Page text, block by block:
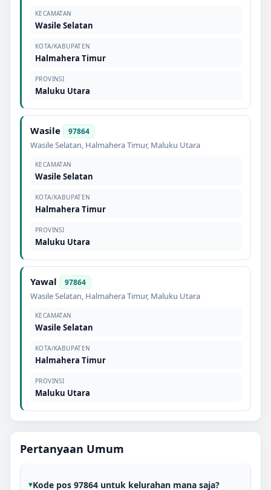
KECAMATAN
Wasile Selatan
KOTA/KABUPATEN
Halmahera Timur
PROVINSI
Maluku Utara
Wasile 97864
Wasile Selatan, Halmahera Timur, Maluku Utara
KECAMATAN
Wasile Selatan
KOTA/KABUPATEN
Halmahera Timur
PROVINSI
Maluku Utara
Yawal 97864
Wasile Selatan, Halmahera Timur, Maluku Utara
KECAMATAN
Wasile Selatan
KOTA/KABUPATEN
Halmahera Timur
PROVINSI
Maluku Utara
Pertanyaan Umum
Kode pos 97864 untuk kelurahan mana saja?